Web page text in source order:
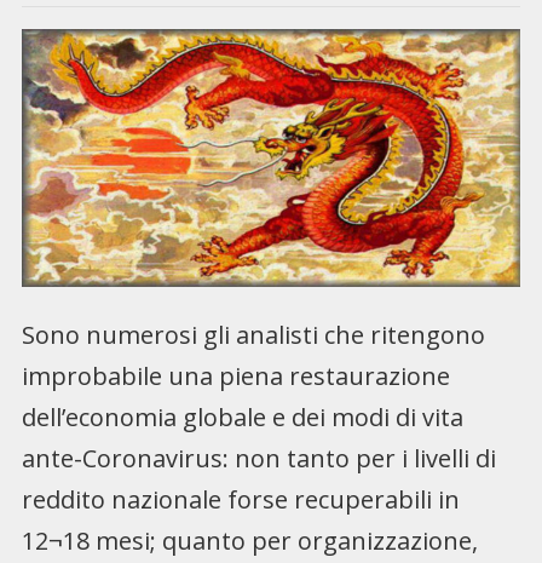
Sono numerosi gli analisti che ritengono
improbabile una piena restaurazione
dell’economia globale e dei modi di vita
ante-Coronavirus: non tanto per i livelli di
reddito nazionale forse recuperabili in
12¬18 mesi; quanto per organizzazione,